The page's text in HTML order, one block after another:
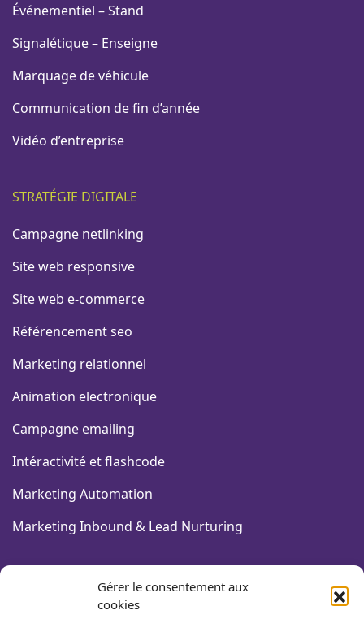
Gérer le consentement aux
cookies
Événementiel – Stand
Signalétique – Enseigne
Marquage de véhicule
Communication de fin d’année
Vidéo d’entreprise
STRATÉGIE DIGITALE
Campagne netlinking
Site web responsive
Site web e-commerce
Référencement seo
Marketing relationnel
Animation electronique
Campagne emailing
Intéractivité et flashcode
Marketing Automation
Marketing Inbound & Lead Nurturing
FORMATIONS COMMUNICATION